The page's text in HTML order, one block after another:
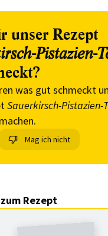
unser Rezept
Pistazien-
was gut schmeckt
Sauerkirsch-Pistazien-
Mag ich nicht
Rezept